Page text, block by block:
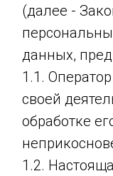
(далее -
данных,
1.1.
своей
обработке
1.2.